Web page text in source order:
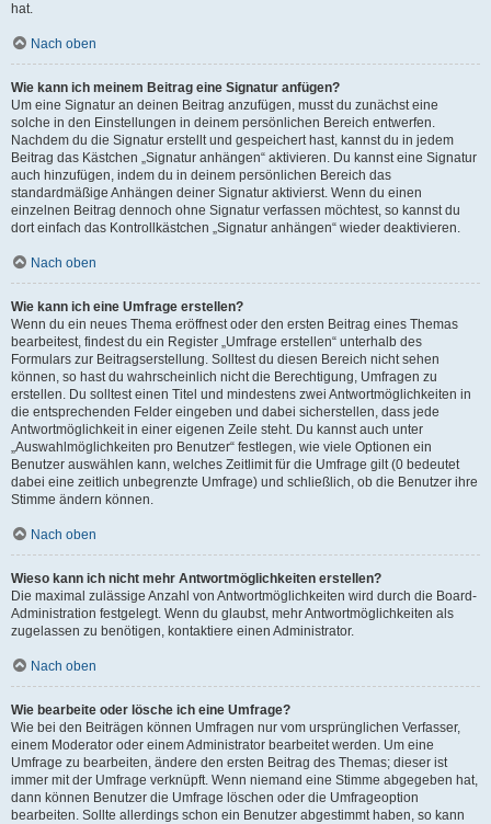
hat.
Nach oben
Wie kann ich meinem Beitrag eine Signatur anfügen?
Um eine Signatur an deinen Beitrag anzufügen, musst du zunächst eine
solche in den Einstellungen in deinem persönlichen Bereich entwerfen.
Nachdem du die Signatur erstellt und gespeichert hast, kannst du in jedem
Beitrag das Kästchen „Signatur anhängen“ aktivieren. Du kannst eine Signatur
auch hinzufügen, indem du in deinem persönlichen Bereich das
standardmäßige Anhängen deiner Signatur aktivierst. Wenn du einen
einzelnen Beitrag dennoch ohne Signatur verfassen möchtest, so kannst du
dort einfach das Kontrollkästchen „Signatur anhängen“ wieder deaktivieren.
Nach oben
Wie kann ich eine Umfrage erstellen?
Wenn du ein neues Thema eröffnest oder den ersten Beitrag eines Themas
bearbeitest, findest du ein Register „Umfrage erstellen“ unterhalb des
Formulars zur Beitragserstellung. Solltest du diesen Bereich nicht sehen
können, so hast du wahrscheinlich nicht die Berechtigung, Umfragen zu
erstellen. Du solltest einen Titel und mindestens zwei Antwortmöglichkeiten in
die entsprechenden Felder eingeben und dabei sicherstellen, dass jede
Antwortmöglichkeit in einer eigenen Zeile steht. Du kannst auch unter
„Auswahlmöglichkeiten pro Benutzer“ festlegen, wie viele Optionen ein
Benutzer auswählen kann, welches Zeitlimit für die Umfrage gilt (0 bedeutet
dabei eine zeitlich unbegrenzte Umfrage) und schließlich, ob die Benutzer ihre
Stimme ändern können.
Nach oben
Wieso kann ich nicht mehr Antwortmöglichkeiten erstellen?
Die maximal zulässige Anzahl von Antwortmöglichkeiten wird durch die Board-
Administration festgelegt. Wenn du glaubst, mehr Antwortmöglichkeiten als
zugelassen zu benötigen, kontaktiere einen Administrator.
Nach oben
Wie bearbeite oder lösche ich eine Umfrage?
Wie bei den Beiträgen können Umfragen nur vom ursprünglichen Verfasser,
einem Moderator oder einem Administrator bearbeitet werden. Um eine
Umfrage zu bearbeiten, ändere den ersten Beitrag des Themas; dieser ist
immer mit der Umfrage verknüpft. Wenn niemand eine Stimme abgegeben hat,
dann können Benutzer die Umfrage löschen oder die Umfrageoption
bearbeiten. Sollte allerdings schon ein Benutzer abgestimmt haben, so kann